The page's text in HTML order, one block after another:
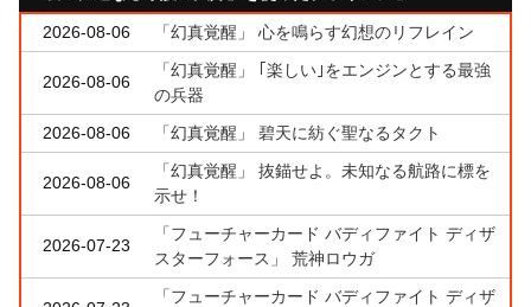
2026-08-06 「幻真覚醒」 心を鳴らす幻想のリフレイン
2026-08-06
「幻真覚醒」 ｢楽しい｣をエンジンとする最強
の兵器
2026-08-06
「幻真覚醒」 碧天に紡ぐ聖なるタクト
2026-08-06
「幻真覚醒」 抜錨せよ。未知なる航路に標を
示せ！
2026-07-23
「フューチャーカード バディファイト ディザ
スターフォース」 荒神ロウガ
「フューチャーカード バディファイト ディザ